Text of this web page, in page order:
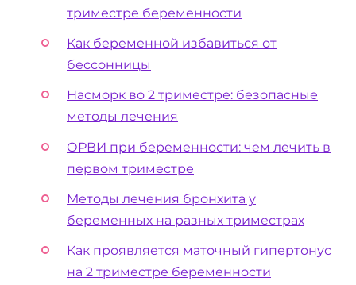
триместре беременности
Как беременной избавиться от
бессонницы
Насморк во 2 триместре: безопасные
методы лечения
ОРВИ при беременности: чем лечить в
первом триместре
Методы лечения бронхита у
беременных на разных триместрах
Как проявляется маточный гипертонус
на 2 триместре беременности